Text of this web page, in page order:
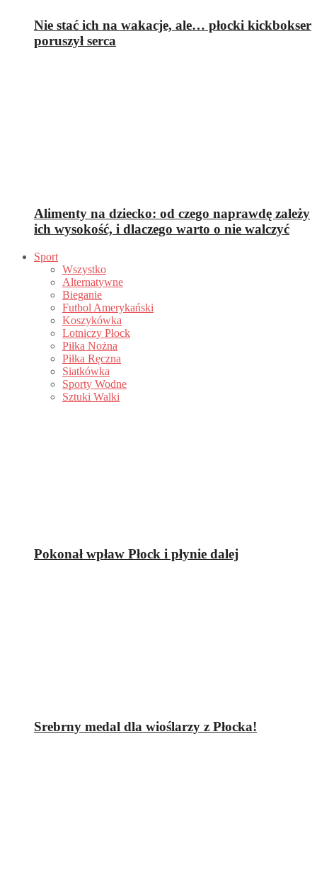
Nie stać ich na wakacje, ale… płocki kickbokser
poruszył serca
Alimenty na dziecko: od czego naprawdę zależy
ich wysokość, i dlaczego warto o nie walczyć
Sport
Wszystko
Alternatywne
Bieganie
Futbol Amerykański
Koszykówka
Lotniczy Płock
Piłka Nożna
Piłka Ręczna
Siatkówka
Sporty Wodne
Sztuki Walki
Pokonał wpław Płock i płynie dalej
Srebrny medal dla wioślarzy z Płocka!